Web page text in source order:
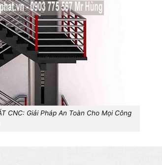
CNC: Giải Pháp An Toàn Cho Mọi Công